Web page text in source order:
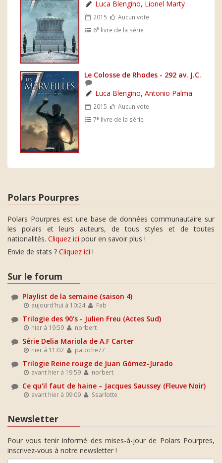
Luca Blengino, Lionel Marty
2015
Aucun vote
6e livre de la série
Le Colosse de Rhodes - 292 av. J.C.
Luca Blengino, Antonio Palma
2015
Aucun vote
7e livre de la série
Polars Pourpres
Polars Pourpres est une base de données communautaire sur
les polars et leurs auteurs, de tous styles et de toutes
nationalités. Cliquez ici pour en savoir plus !
Envie de stats ? Cliquez ici !
Sur le forum
Playlist de la semaine (saison 4)
aujourd'hui à 10:24 Fab
Trilogie des 90's - Julien Freu (Actes Sud)
hier à 19:59 norbert
Série Delia Mariola de A.F Carter
hier à 11:02 patoche77
Trilogie Reine rouge de Juan Gómez-Jurado
avant hier à 19:59 norbert
Ce qu'il faut de haine – Jacques Saussey (Fleuve Noir)
avant hier à 09:09 Ssarlotte
Newsletter
Pour vous tenir informé des mises-à-jour de Polars Pourpres,
inscrivez-vous à notre newsletter !